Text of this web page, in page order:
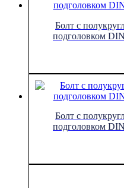
Болт с
подголовком
Болт с
подголовком